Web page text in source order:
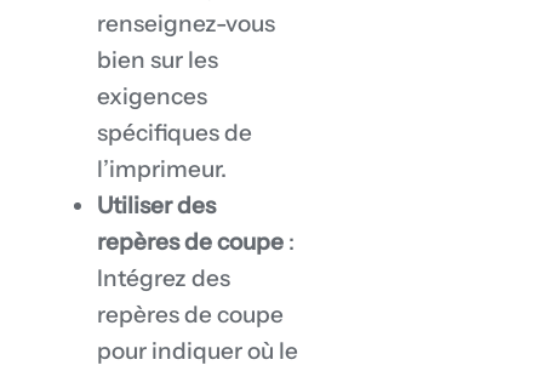
renseignez-vous
bien sur les
exigences
spécifiques de
l’imprimeur.
Utiliser des
repères de coupe:
Intégrez des
repères de coupe
pour indiquer où le